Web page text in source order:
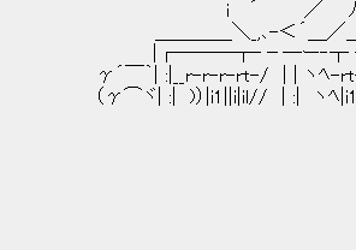
i ´ ／ ﾉ
＿＿＿＿＼_,､-＜´＿／＿＿
|┌───┬‐－─ー‐┬
γ´￣｀| :|__r-r-r-rt-/ | | ヽﾍ-rt-r-
（γ⌒ヾ| :| )）|i1||i|il// | :| ヽﾍ